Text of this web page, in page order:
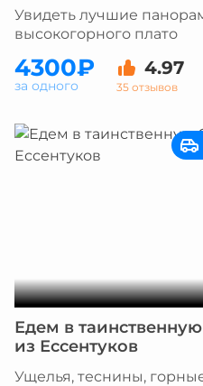
Увидеть лучшие
высокогорного плато
4300₽ 4.97
35 отзывов
за одного
Едем в
из Ессентуков
Ущелья, теснины,